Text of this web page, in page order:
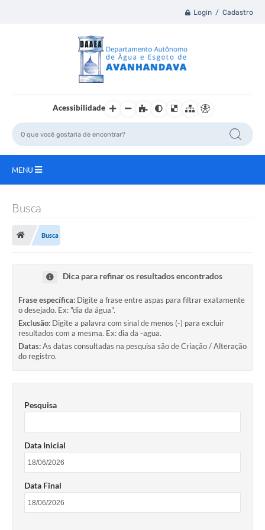
Login / Cadastro
Acessibilidade
MENU
A Nossa Cidade
DAAEA
Interesse Público
Tarifas de Água
Ouvidoria
Audiências Públicas
Busca
Busca
Dica para refinar os resultados encontrados
Frase específica: Digite a frase entre aspas para filtrar exatamente
o desejado. Ex: "dia da água".
Exclusão: Digite a palavra com sinal de menos (-) para excluir
resultados com a mesma. Ex: dia da -agua.
Datas:As datas consultadas na pesquisa são de Criação / Alteração
do registro.
Pesquisa
Data Inicial
Data Final